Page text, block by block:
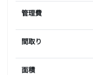
管理費
間取り
面積